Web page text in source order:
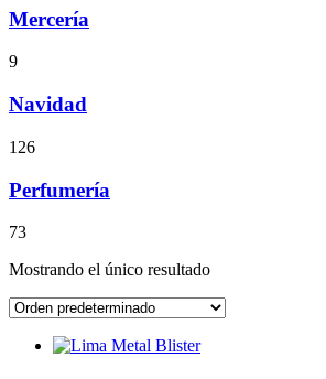
Mercería
9
Navidad
126
Perfumería
73
Mostrando el único resultado